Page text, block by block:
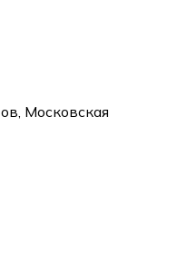
Московская